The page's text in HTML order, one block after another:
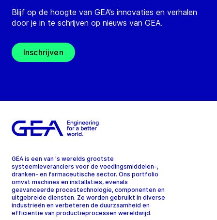
Blijf op de hoogte van GEA’s innovaties en verhalen
door je in te schrijven op nieuws van GEA.
Inschrijven
GEA is een van 's werelds grootste
systeemleveranciers voor de voedingsmiddelen-,
dranken- en farmaceutische sector. Ons portfolio
omvat machines en installaties, evenals
geavanceerde procestechnologie, componenten en
uitgebreide diensten. Ze worden gebruikt in diverse
industrieën en verbeteren de duurzaamheid en
efficiëntie van productieprocessen wereldwijd.